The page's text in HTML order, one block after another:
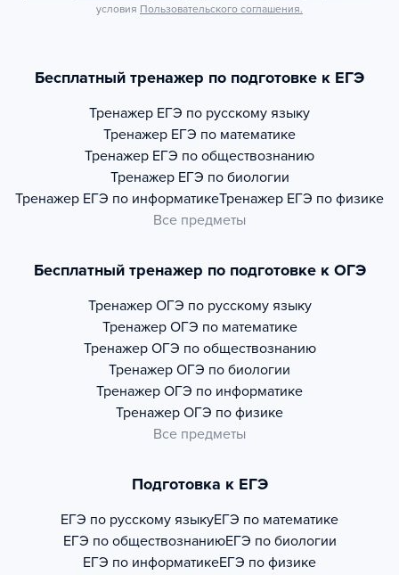
условия Пользовательского соглашения.
Бесплатный тренажер по подготовке к ЕГЭ
Тренажер ЕГЭ по русскому языку
Тренажер ЕГЭ по математике
Тренажер ЕГЭ по обществознанию
Тренажер ЕГЭ по биологии
Тренажер ЕГЭ по информатикеТренажер ЕГЭ по физике
Все предметы
Бесплатный тренажер по подготовке к ОГЭ
Тренажер ОГЭ по русскому языку
Тренажер ОГЭ по математике
Тренажер ОГЭ по обществознанию
Тренажер ОГЭ по биологии
Тренажер ОГЭ по информатике
Тренажер ОГЭ по физике
Все предметы
Подготовка к ЕГЭ
ЕГЭ по русскому языкуЕГЭ по математике
ЕГЭ по обществознаниюЕГЭ по биологии
ЕГЭ по информатикеЕГЭ по физике